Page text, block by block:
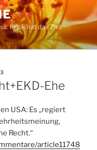
Kritik hat das Ziel,
Ehe
USA: Es „regiert
Recht.“
article11748